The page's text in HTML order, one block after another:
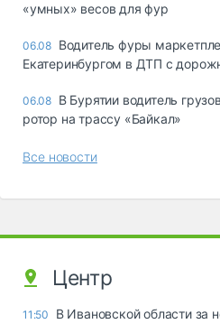
«yмныx» вecoв для фyp
06.08 Водитель фуры
Екатеринбургом в ДТП с
06.08 В Бурятии водитель
ротор на трассу «Байкал»
Все новости
Центр
11:50
В Ивановской области за